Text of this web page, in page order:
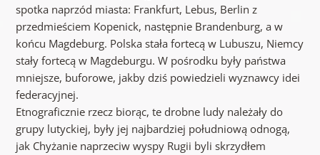
spotka naprzód miasta: Frankfurt, Lebus, Berlin z
przedmieściem Kopenick, następnie Brandenburg, a w
końcu Magdeburg. Polska stała fortecą w Lubuszu, Niemcy
stały fortecą w Magdeburgu. W pośrodku były państwa
mniejsze, buforowe, jakby dziś powiedzieli wyznawcy idei
federacyjnej.
Etnograficznie rzecz biorąc, te drobne ludy należały do
grupy lutyckiej, były jej najbardziej południową odnogą,
jak Chyżanie naprzeciw wyspy Rugii byli skrzydłem